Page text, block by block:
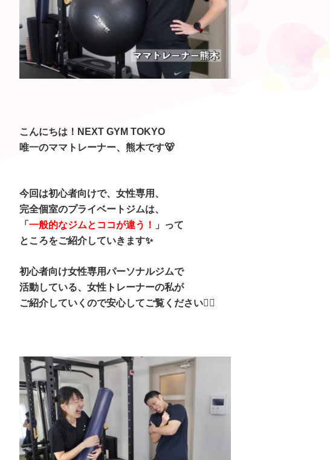
こんにちは！ NEXT GYM TOKYO
唯一のママトレーナー、熊木です🐻
今回は初心者向けで、女性専用、
完全個室のプライベートジムは、
「 一般的なジムとココが違う！
」って
ところをご紹介していきます✨
初心者向け女性専用パーソナルジムで
活動している、女性トレーナーの私が
ご紹介していくので安心してご覧ください🙋‍♀️